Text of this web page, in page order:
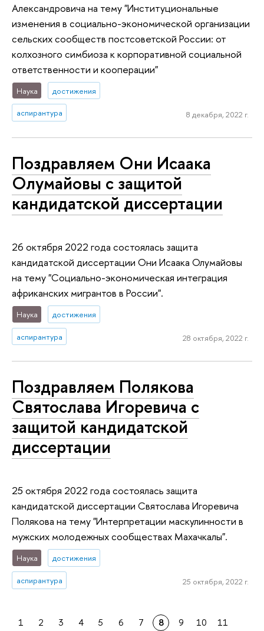
Александровича на тему "Институциональные
изменения в социально-экономической организации
сельских сообществ постсоветской России: от
колхозного симбиоза к корпоративной социальной
ответственности и кооперации"
Наука достижения
аспирантура 8 декабря, 2022 г.
Поздравляем Они Исаака
Олумайовы с защитой
кандидатской диссертации
26 октября 2022 года состоялась защита
кандидатской диссертации Они Исаака Олумайовы
на тему "Социально-экономическая интеграция
африканских мигрантов в России".
Наука достижения
аспирантура 28 октября, 2022 г.
Поздравляем Полякова
Святослава Игоревича с
защитой кандидатской
диссертации
25 октября 2022 года состоялась защита
кандидатской диссертации Святослава Игоревича
Полякова на тему "Интерпретации маскулинности в
мужских молодежных сообществах Махачкалы".
Наука достижения
аспирантура 25 октября, 2022 г.
1 2 3 4 5 6 7 8 9 10 11